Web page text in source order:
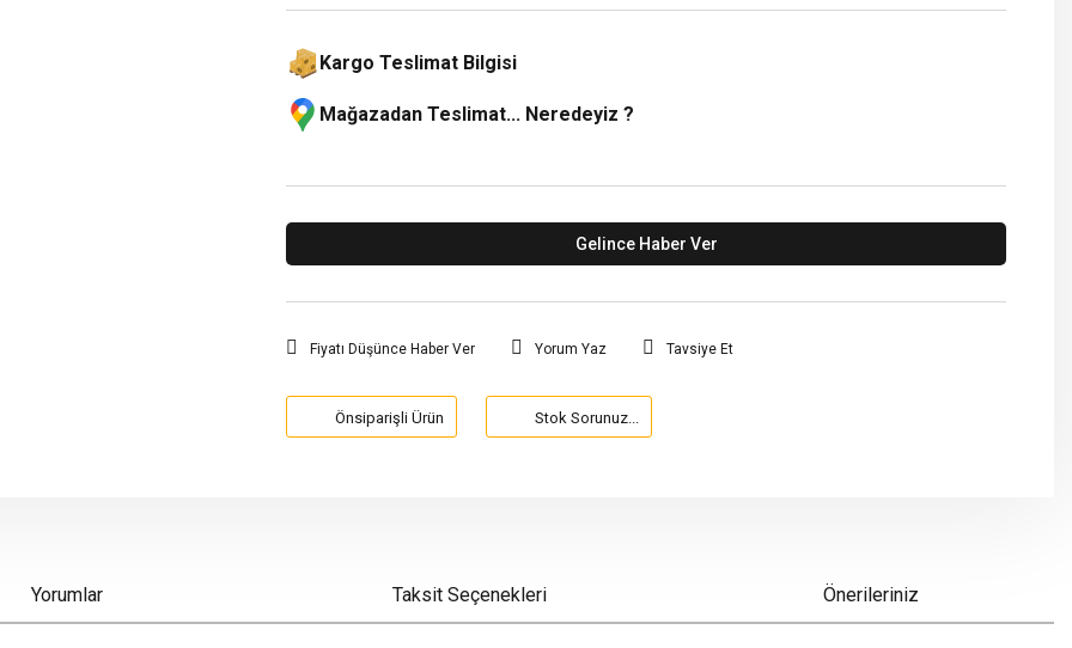
Kargo Teslimat Bilgisi
Mağazadan Teslimat... Neredeyiz ?
Gelince Haber Ver
Fiyatı Düşünce Haber Ver Yorum Yaz Tavsiye Et
Önsiparişli Ürün Stok Sorunuz...
Yorumlar Taksit Seçenekleri Önerileriniz